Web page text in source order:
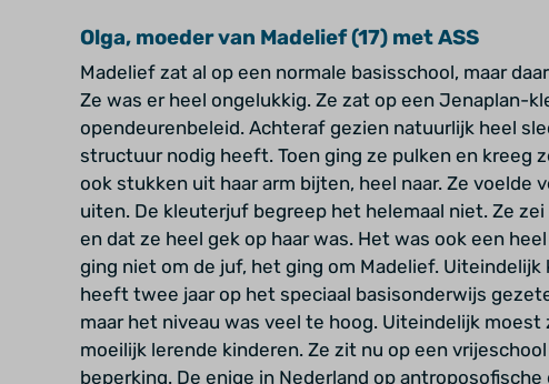
Olga, moeder van Madelief (17) met ASS
Madelief zat al op een normale basisschool, maar
Ze was er heel ongelukkig. Ze zat op een Jenaplan-
opendeurenbeleid. Achteraf gezien natuurlijk heel
structuur nodig heeft. Toen ging ze pulken en kreeg
ook stukken uit haar arm bijten, heel naar. Ze voelde
uiten. De kleuterjuf begreep het helemaal niet. Ze
en dat ze heel gek op haar was. Het was ook een
ging niet om de juf, het ging om Madelief. Uiteindelijk
heeft twee jaar op het speciaal basisonderwijs
maar het niveau was veel te hoog. Uiteindelijk moest
moeilijk lerende kinderen. Ze zit nu op een
beperking. De enige in Nederland op antroposofische